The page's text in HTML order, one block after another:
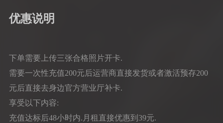
优惠说明
下单需要上传三张合格照片开卡.
需要一次性充值200元后运营商直接发货或者激活预存200
元后直接去身边官方营业厅补卡.
享受以下内容:
充值达标后48小时内.月租直接优惠到39元.